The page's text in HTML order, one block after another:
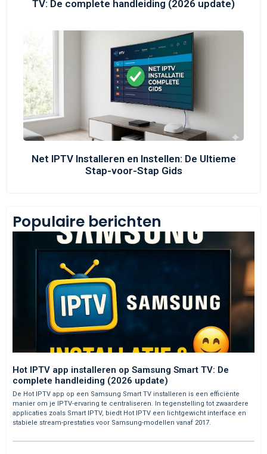
TV: De complete handleiding (2026 update)
Net IPTV Installeren en Instellen: De Ultieme
Stap-voor-Stap Gids
Populaire berichten
Hot IPTV app installeren op Samsung Smart TV: De
complete handleiding (2026 update)
De Hot IPTV app op een Samsung Smart TV installeren is een efficiënte
manier om je IPTV-ervaring te centraliseren. In tegenstelling tot zwaardere
applicaties zoals Smart IPTV, biedt Hot IPTV een lichtgewicht interface en
stabiele stream-prestaties voor Samsung-modellen vanaf 2017.